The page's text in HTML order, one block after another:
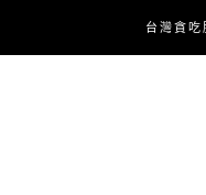
content
台灣貪吃